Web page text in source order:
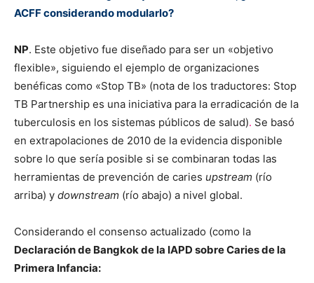
ACFF considerando modularlo?
NP. Este objetivo fue diseñado para ser un «objetivo
flexible», siguiendo el ejemplo de organizaciones
benéficas como «Stop TB» (nota de los traductores: Stop
TB Partnership es una iniciativa para la erradicación de la
tuberculosis en los sistemas públicos de salud). Se basó
en extrapolaciones de 2010 de la evidencia disponible
sobre lo que sería posible si se combinaran todas las
herramientas de prevención de caries upstream (río
arriba) y downstream (río abajo) a nivel global.
Considerando el consenso actualizado (como la
Declaración de Bangkok de la IAPD sobre Caries de la
Primera Infancia: